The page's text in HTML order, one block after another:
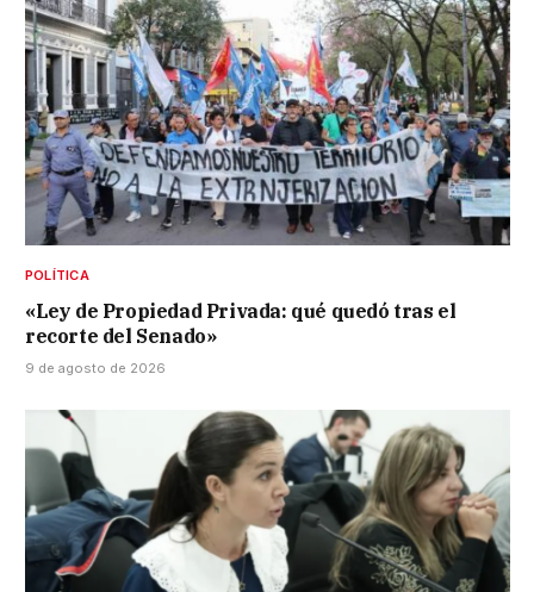
POLÍTICA
«Ley de Propiedad Privada: qué quedó tras el
recorte del Senado»
9 de agosto de 2026